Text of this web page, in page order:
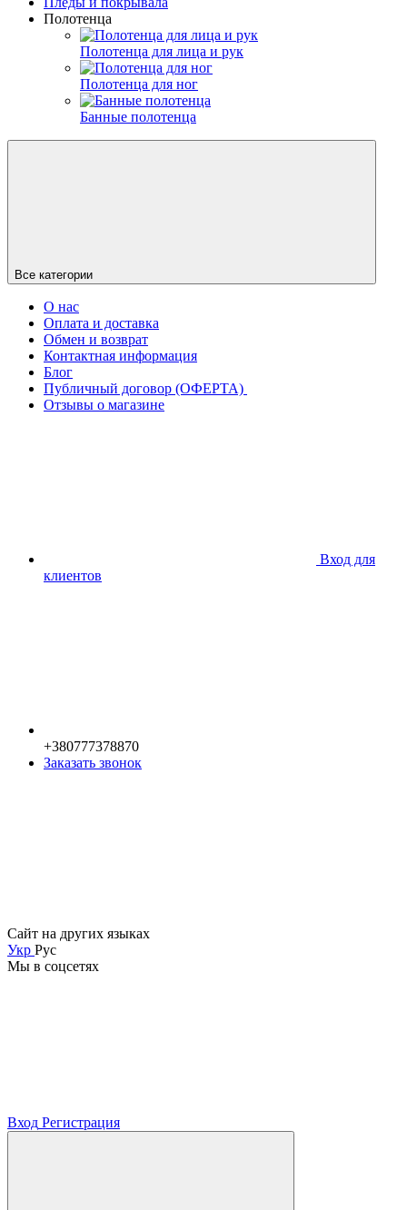
Полотенца
Полотенца для лица и рук
Полотенца для ног
Банные полотенца
Все категории
О нас
Оплата и доставка
Обмен и возврат
Контактная информация
Блог
Публичный договор (ОФЕРТА)
Отзывы о магазине
Вход для
клиентов
+380777378870
Заказать звонок
Сайт на других языках
Укр Рус
Мы в соцсетях
Вход Регистрация